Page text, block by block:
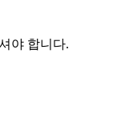
야 합니다.